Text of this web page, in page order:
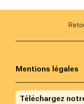
une variété
différents types de
Mentions légales
Téléchargez